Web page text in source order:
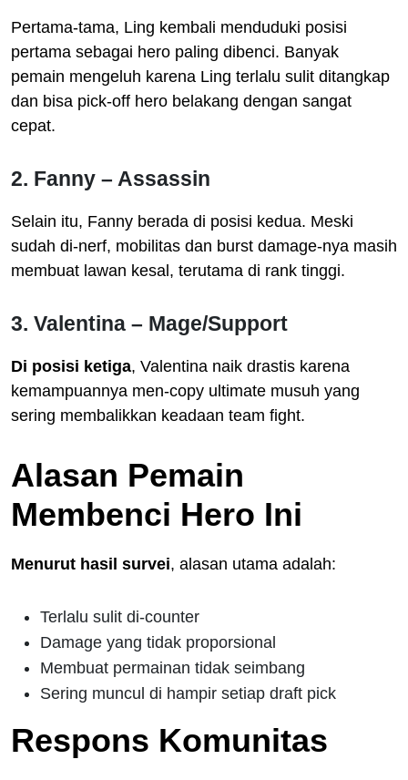
Pertama-tama, Ling kembali menduduki posisi
pertama sebagai hero paling dibenci. Banyak
pemain mengeluh karena Ling terlalu sulit ditangkap
dan bisa pick-off hero belakang dengan sangat
cepat.
2. Fanny – Assassin
Selain itu, Fanny berada di posisi kedua. Meski
sudah di-nerf, mobilitas dan burst damage-nya masih
membuat lawan kesal, terutama di rank tinggi.
3. Valentina – Mage/Support
Di posisi ketiga, Valentina naik drastis karena
kemampuannya men-copy ultimate musuh yang
sering membalikkan keadaan team fight.
Alasan Pemain
Membenci Hero Ini
Menurut hasil survei, alasan utama adalah:
Terlalu sulit di-counter
Damage yang tidak proporsional
Membuat permainan tidak seimbang
Sering muncul di hampir setiap draft pick
Respons Komunitas